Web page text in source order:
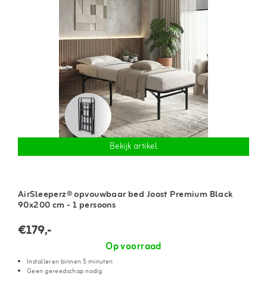
Bekijk artikel
AirSleeperz® opvouwbaar bed Joost Premium Black
90x200 cm - 1 persoons
€179,-
Op voorraad
Installeren binnen 5 minuten
Geen gereedschap nodig